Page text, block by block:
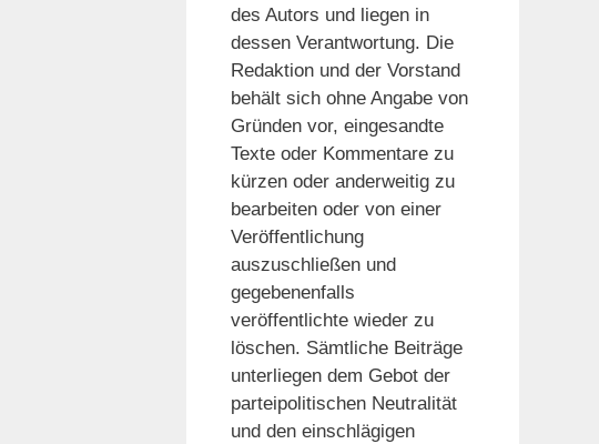
des Autors und liegen in
dessen Verantwortung. Die
Redaktion und der Vorstand
behält sich ohne Angabe von
Gründen vor, eingesandte
Texte oder Kommentare zu
kürzen oder anderweitig zu
bearbeiten oder von einer
Veröffentlichung
auszuschließen und
gegebenenfalls
veröffentlichte wieder zu
löschen. Sämtliche Beiträge
unterliegen dem Gebot der
parteipolitischen Neutralität
und den einschlägigen